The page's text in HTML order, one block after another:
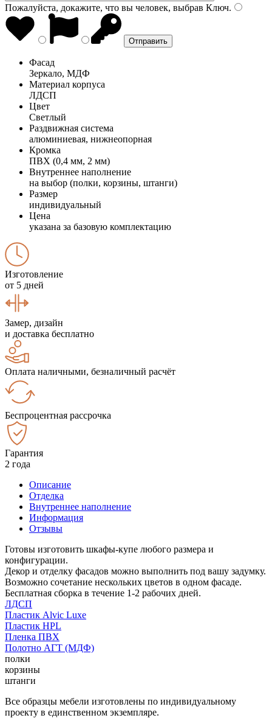
Пожалуйста, докажите, что вы человек, выбрав Ключ.
Фасад
Зеркало, МДФ
Материал корпуса
ЛДСП
Цвет
Светлый
Раздвижная система
алюминиевая, нижнеопорная
Кромка
ПВХ (0,4 мм, 2 мм)
Внутреннее наполнение
на выбор (полки, корзины, штанги)
Размер
индивидуальный
Цена
указана за базовую комплектацию
Изготовление
от 5 дней
Замер, дизайн
и доставка бесплатно
Оплата наличными, безналичный расчёт
Беспроцентная рассрочка
Гарантия
2 года
Описание
Отделка
Внутреннее наполнение
Информация
Отзывы
Готовы изготовить шкафы-купе любого размера и
конфигурации.
Декор и отделку фасадов можно выполнить под вашу задумку.
Возможно сочетание нескольких цветов в одном фасаде.
Бесплатная сборка в течение 1-2 рабочих дней.
ЛДСП
Пластик Alvic Luxe
Пластик HPL
Пленка ПВХ
Полотно АГТ (МДФ)
полки
корзины
штанги
Все образцы мебели изготовлены по индивидуальному
проекту в единственном экземпляре.